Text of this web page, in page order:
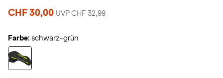
CHF 30,00 UVP CHF 32,99
Farbe: schwarz-grün